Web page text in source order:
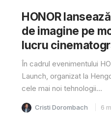
HONOR
de imagine pe
lucru
În cadrul evenimentului
Launch, organizat la
cele mai noi tehnologii...
Cristi Dorombach 6